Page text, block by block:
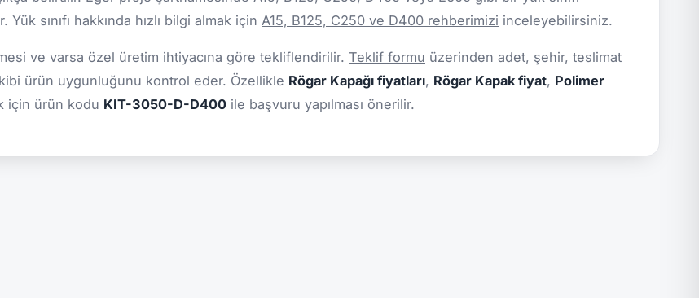
sınıfı hakkında hızlı bilgi almak için A15, B125, C250 ve D400 rehberimizi inceleyebilirsiniz.
ve varsa özel üretim ihtiyacına göre tekliflendirilir. Teklif formu üzerinden adet, şehir, teslimat
ürün uygunluğunu kontrol eder. Özellikle Rögar Kapağı fiyatları, Rögar Kapak fiyat, Polimer
için ürün kodu KIT-3050-D-D400 ile başvuru yapılması önerilir.